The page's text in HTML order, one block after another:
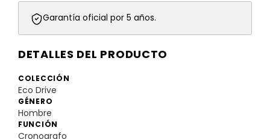
Garantía oficial por 5 años.
DETALLES DEL PRODUCTO
COLECCIÓN
Eco Drive
GÉNERO
Hombre
FUNCIÓN
Cronografo